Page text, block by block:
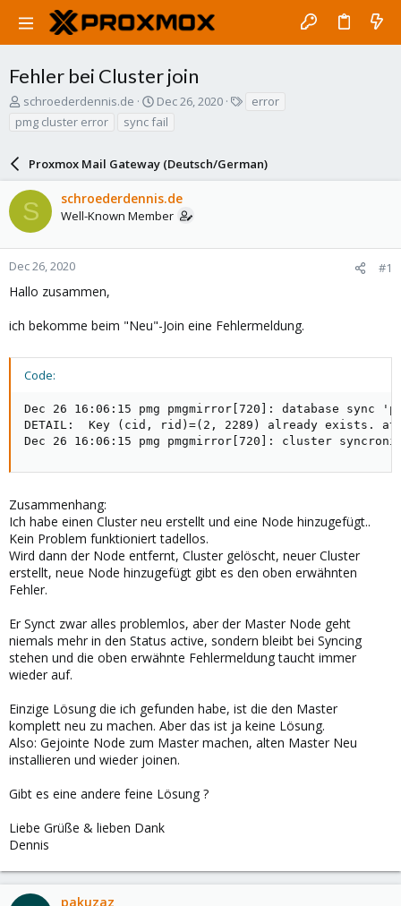
Fehler bei Cluster join
T
r
d
s
t
a
r
r
schroederdennis.de
S
t
a
t
d
a
t
Dec 26, 2020
error
pmg cluster error
sync fail
Proxmox Mail Gateway (Deutsch/German)
S schroederdennis.de
Well-Known Member
Dec 26, 2020 #1
Hallo zusammen,
ich bekomme beim "Neu"-Join eine Fehlermeldung.
Code:
Dec 26 16:06:15 pmg pmgmirror[720]: database
DETAIL:  Key (cid, rid)=(2, 2289) already exists. at /
Dec 26 16:06:15 pmg pmgmirror[720]: cluster
Zusammenhang:
Ich habe einen Cluster neu erstellt und eine Node hinzugefügt..
Kein Problem funktioniert tadellos.
Wird dann der Node entfernt, Cluster gelöscht, neuer Cluster
erstellt, neue Node hinzugefügt gibt es den oben erwähnten
Fehler.
Er Synct zwar alles problemlos, aber der Master Node geht
niemals mehr in den Status active, sondern bleibt bei Syncing
stehen und die oben erwähnte Fehlermeldung taucht immer
wieder auf.
Einzige Lösung die ich gefunden habe, ist die den Master
komplett neu zu machen. Aber das ist ja keine Lösung.
Also: Gejointe Node zum Master machen, alten Master Neu
installieren und wieder joinen.
Gibt es eine andere feine Lösung ?
Liebe Grüße & lieben Dank
Dennis
pakuzaz